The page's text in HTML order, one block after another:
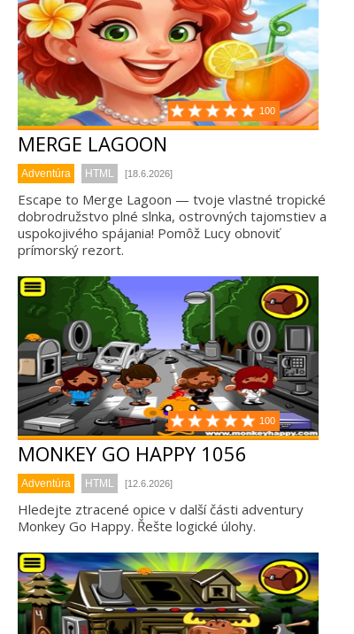
100
MERGE LAGOON
Adventúra HTML [18.6.2026]
Escape to Merge Lagoon — tvoje vlastné tropické
dobrodružstvo plné slnka, ostrovných tajomstiev a
uspokojivého spájania! Pomôž Lucy obnoviť
prímorský rezort.
100
MONKEY GO HAPPY 1056
Adventúra HTML [12.6.2026]
Hledejte ztracené opice v další části adventury
Monkey Go Happy. Řešte logické úlohy.